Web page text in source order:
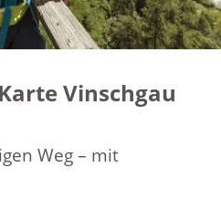
Vinschgau
Weg – mit